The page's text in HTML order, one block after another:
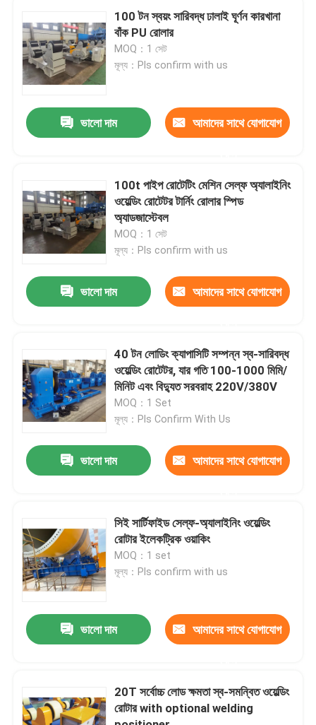
পণ্য
আমাদের সম্পর্কে
কারখানা ভ্রমণ
যোগাযোগ করুন
খবর
মামলা
পাইপ ওয়েল্ডিং রোটেটর
100 টন স্বয়ং সারিবদ্ধ ঢালাই ঘূর্ণন কারখানা
বাঁক PU রোলার
MOQ：1 সেট
মূল্য：Pls confirm with us
ভালো দাম আমাদের সাথে যোগাযোগ
100t পাইপ রোটেটিং মেশিন সেল্ফ অ্যালাইনিং
ওয়েল্ডিং রোটেটর টার্নিং রোলার স্পিড
অ্যাডজাস্টেবল
MOQ：1 সেট
মূল্য：Pls confirm with us
ভালো দাম আমাদের সাথে যোগাযোগ
40 টন লোডিং ক্যাপাসিটি সম্পন্ন স্ব-সারিবদ্ধ
ওয়েল্ডিং রোটেটর, যার গতি 100-1000 মিমি/
মিনিট এবং বিদ্যুত সরবরাহ 220V/380V
MOQ：1 Set
মূল্য：Pls Confirm With Us
ভালো দাম আমাদের সাথে যোগাযোগ
সিই সার্টিফাইড সেল্ফ-অ্যালাইনিং ওয়েল্ডিং
রোটার ইলেকট্রিক ওয়াকিং
MOQ：1 set
মূল্য：Pls confirm with us
ভালো দাম আমাদের সাথে যোগাযোগ
20T সর্বোচ্চ লোড ক্ষমতা স্ব-সমন্বিত ওয়েল্ডিং
রোটার with optional welding